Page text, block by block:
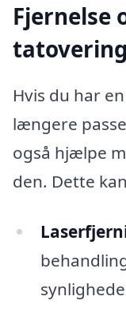
Fjernelse
Hvis du har
længere
også hjælpe
den. Dette